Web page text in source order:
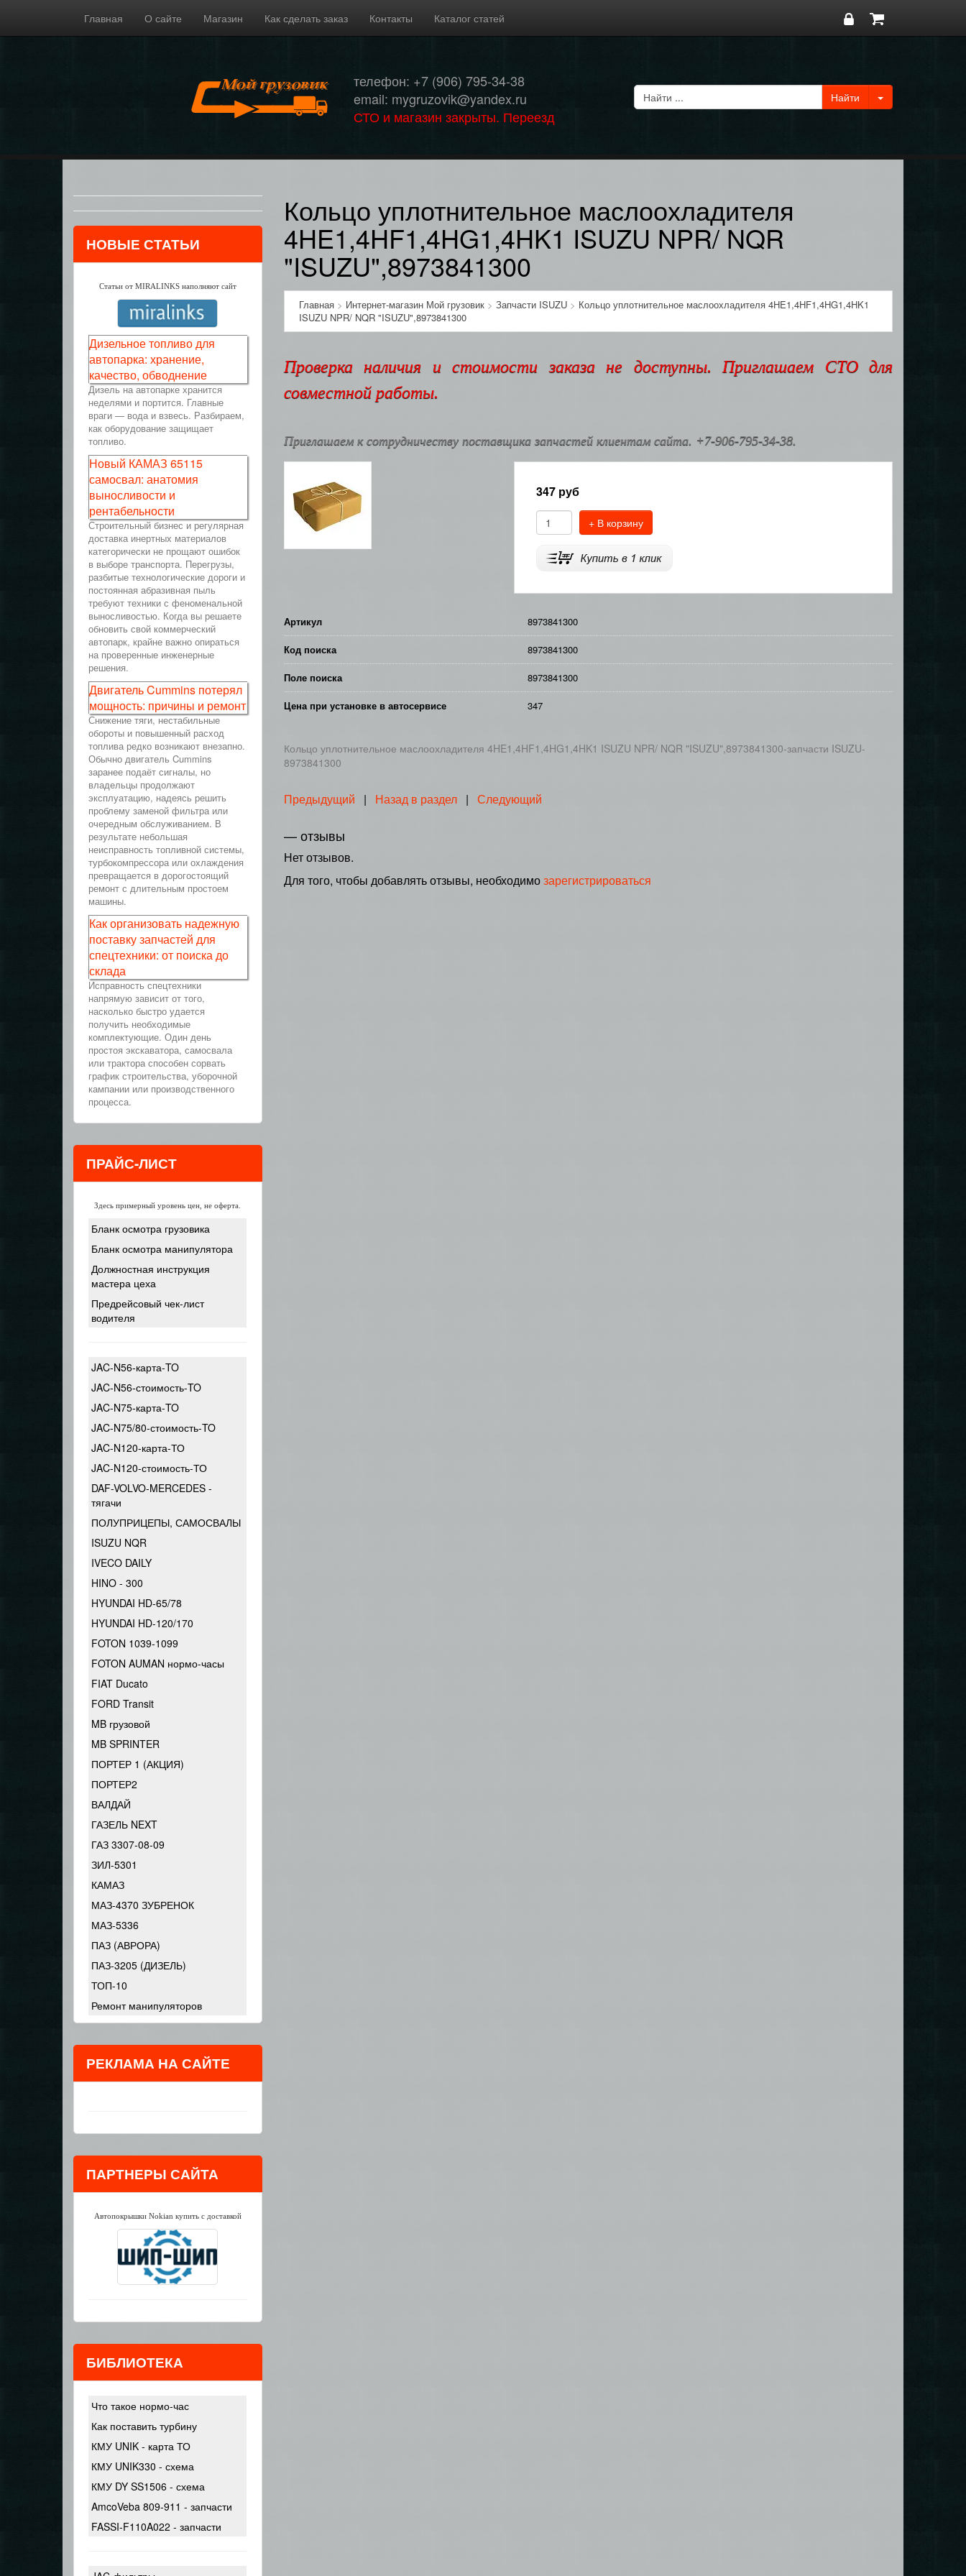
Главная О сайте Магазин Как сделать заказ Контакты Каталог статей
телефон: +7 (906) 795-34-38
email: mygruzovik@yandex.ru
СТО и магазин закрыты. Переезд
Кольцо уплотнительное маслоохладителя
4HE1,4HF1,4HG1,4HK1 ISUZU NPR/ NQR
"ISUZU",8973841300
Главная> Интернет-магазин Мой грузовик> Запчасти ISUZU> Кольцо уплотнительное маслоохладителя 4HE1,4HF1,4HG1,4HK1
ISUZU NPR/ NQR "ISUZU",8973841300
Проверка наличия и стоимости заказа не доступны. Приглашаем СТО для
совместной работы.
Приглашаем к сотрудничеству поставщика запчастей клиентам сайта. +7-906-795-34-38.
347руб
+ В корзину
Артикул 8973841300
Код поиска 8973841300
Поле поиска 8973841300
Цена при установке в автосервисе 347
Кольцо уплотнительное маслоохладителя 4HE1,4HF1,4HG1,4HK1 ISUZU NPR/ NQR "ISUZU",8973841300-запчасти ISUZU-
8973841300
Предыдущий | Назад в раздел| Следующий
— отзывы
Нет отзывов.
Для того, чтобы добавлять отзывы, необходимозарегистрироваться
НОВЫЕ СТАТЬИ
Статьи от MIRALINKS наполняют сайт
Дизельное топливо для
автопарка: хранение,
качество, обводнение
Дизель на автопарке хранится
неделями и портится. Главные
враги — вода и взвесь. Разбираем,
как оборудование защищает
топливо.
Новый КАМАЗ 65115
самосвал: анатомия
выносливости и
рентабельности
Строительный бизнес и регулярная
доставка инертных материалов
категорически не прощают ошибок
в выборе транспорта. Перегрузы,
разбитые технологические дороги и
постоянная абразивная пыль
требуют техники с феноменальной
выносливостью. Когда вы решаете
обновить свой коммерческий
автопарк, крайне важно опираться
на проверенные инженерные
решения.
Двигатель Cummins потерял
мощность: причины и ремонт
Снижение тяги, нестабильные
обороты и повышенный расход
топлива редко возникают внезапно.
Обычно двигатель Cummins
заранее подаёт сигналы, но
владельцы продолжают
эксплуатацию, надеясь решить
проблему заменой фильтра или
очередным обслуживанием. В
результате небольшая
неисправность топливной системы,
турбокомпрессора или охлаждения
превращается в дорогостоящий
ремонт с длительным простоем
машины.
Как организовать надежную
поставку запчастей для
спецтехники: от поиска до
склада
Исправность спецтехники
напрямую зависит от того,
насколько быстро удается
получить необходимые
комплектующие. Один день
простоя экскаватора, самосвала
или трактора способен сорвать
график строительства, уборочной
кампании или производственного
процесса.
ПРАЙС-ЛИСТ
Здесь примерный уровень цен, не оферта.
Бланк осмотра грузовика
Бланк осмотра манипулятора
Должностная инструкция
мастера цеха
Предрейсовый чек-лист
водителя
JAC-N56-карта-TO
JAC-N56-стоимость-TO
JAC-N75-карта-TO
JAC-N75/80-стоимость-TO
JAC-N120-карта-ТО
JAC-N120-стоимость-ТО
DAF-VOLVO-MERCEDES -
тягачи
ПОЛУПРИЦЕПЫ, САМОСВАЛЫ
ISUZU NQR
IVECO DAILY
HINO - 300
HYUNDAI HD-65/78
HYUNDAI HD-120/170
FOTON 1039-1099
FOTON AUMAN нормо-часы
FIAT Ducato
FORD Transit
MB грузовой
MB SPRINTER
ПОРТЕР 1 (АКЦИЯ)
ПОРТЕР2
ВАЛДАЙ
ГАЗЕЛЬ NEXT
ГАЗ 3307-08-09
ЗИЛ-5301
КАМАЗ
МАЗ-4370 ЗУБРЕНОК
МАЗ-5336
ПАЗ (АВРОРА)
ПАЗ-3205 (ДИЗЕЛЬ)
ТОП-10
Ремонт манипуляторов
РЕКЛАМА НА САЙТЕ
ПАРТНЕРЫ САЙТА
Автопокрышки Nokian купить с доставкой
БИБЛИОТЕКА
Что такое нормо-час
Как поставить турбину
КМУ UNIK - карта ТО
КМУ UNIK330 - схема
КМУ DY SS1506 - схема
AmcoVeba 809-911 - запчасти
FASSI-F110A022 - запчасти